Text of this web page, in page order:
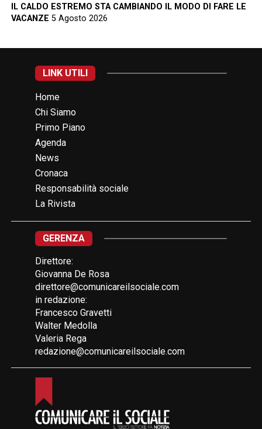
IL CALDO ESTREMO STA CAMBIANDO IL MODO DI FARE LE
VACANZE 5 Agosto 2026
LINK UTILI
Home
Chi Siamo
Primo Piano
Agenda
News
Cronaca
Responsabilità sociale
La Rivista
GERENZA
Direttore:
Giovanna De Rosa
direttore@comunicareilsociale.com
in redazione:
Francesco Gravetti
Walter Medolla
Valeria Rega
redazione@comunicareilsociale.com